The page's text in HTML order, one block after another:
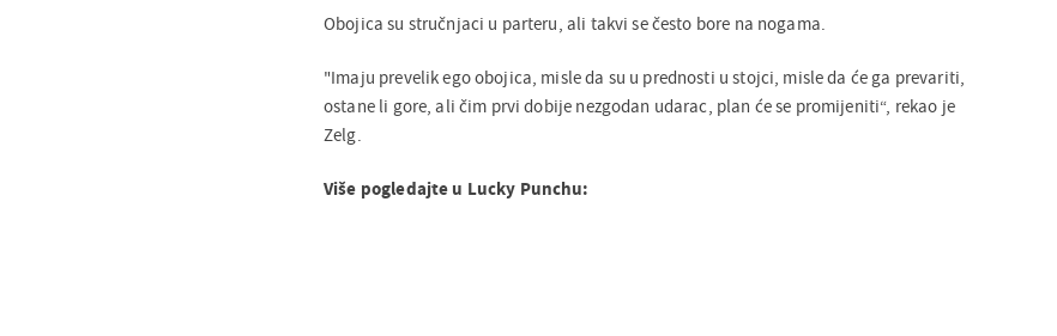
Obojica su stručnjaci u parteru, ali takvi se često bore na nogama.
"Imaju prevelik ego obojica, misle da su u prednosti u stojci, misle da će ga prevariti,
ostane li gore, ali čim prvi dobije nezgodan udarac, plan će se promijeniti“, rekao je
Zelg.
Više pogledajte u Lucky Punchu: